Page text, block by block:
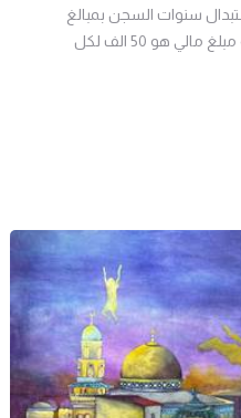
سنوات السجن بمبالغ
مالية حيث كان المقترح سابقا هو مبلغ مالي هو 50 الف لكل